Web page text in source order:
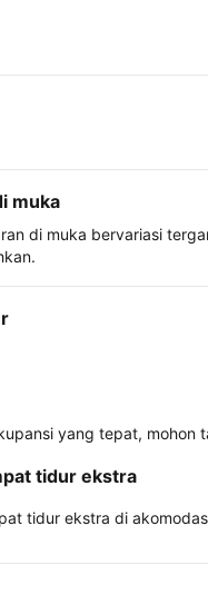
muka
di muka bervariasi
yang tepat,
tidur ekstra
tidur ekstra di